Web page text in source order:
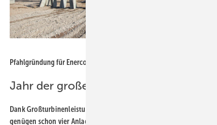
Pfahlgründung für Enercon-Anlagen E-115 im Projekt Kattrepel
Jahr der großen Windparks
Dank Großturbinenleistungen von fünf und mehr Megawatt (MW)
genügen schon vier Anlagen, um 20 MW Erzeugungskapazität zu